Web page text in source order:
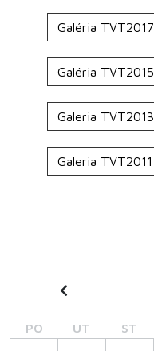
Galéria TVT2017
Galéria TVT2015
Galeria TVT2013
Galeria TVT2011
PO UT ST